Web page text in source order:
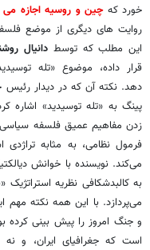
خورد که چین و روسیه اجازه می
روایت های دیگری از موضع
این مطلب که توسط دانیال
قرار داده، موضوع «تله
دهد. نکته آن که در دیدار
پینگ به «تله توسیدید» اشاره
زدن مفاهیم عمیق فلسفه سیاسی
فرمول نظامی، به مثابه
می‌کند. نویسنده با خوانش
به کالبدشکافی نظریه
و جنگ امروز را پیش بینی کرده
است که جغرافیای ایران، و نه